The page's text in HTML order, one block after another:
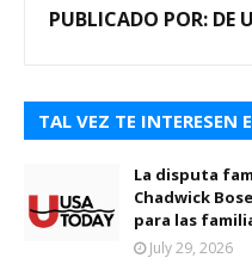
PUBLICADO POR: DE
TAL VEZ TE INTERESEN
La disputa
Chadwick
para las
July 29, 2026